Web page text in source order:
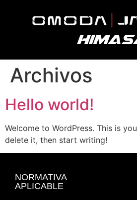
Archivos
Hello world!
Welcome to WordPress. This is
delete it, then start writing!
NORMATIVA
APLICABLE